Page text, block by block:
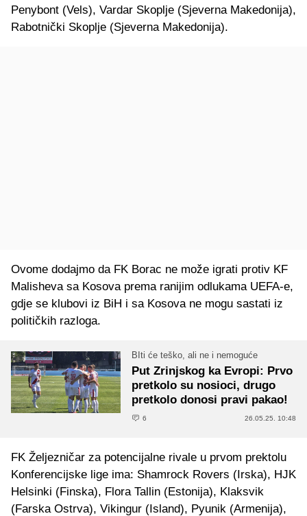
Penybont (Vels), Vardar Skoplje (Sjeverna Makedonija),
Rabotnički Skoplje (Sjeverna Makedonija).
Ovome dodajmo da FK Borac ne može igrati protiv KF
Malisheva sa Kosova prema ranijim odlukama UEFA-e,
gdje se klubovi iz BiH i sa Kosova ne mogu sastati iz
političkih razloga.
BIti će teško, ali ne i nemoguće
Put Zrinjskog ka Evropi: Prvo
pretkolo su nosioci, drugo
pretkolo donosi pravi pakao!
6 26.05.25. 10:48
FK Željezničar za potencijalne rivale u prvom prektolu
Konferencijske lige ima: Shamrock Rovers (Irska), HJK
Helsinki (Finska), Flora Tallin (Estonija), Klaksvik
(Farska Ostrva), Vikingur (Island), Pyunik (Armenija),